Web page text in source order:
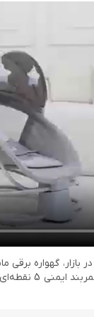
حالت، تایمر 4